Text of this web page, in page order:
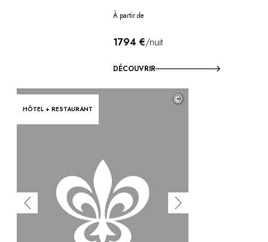
À partir de
1794 €/nuit
DÉCOUVRIR
HÔTEL + RESTAURANT
©